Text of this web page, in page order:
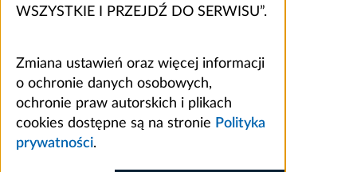
WSZYSTKIE I PRZEJDŹ DO SERWISU”.
Zmiana ustawień oraz więcej informacji
o ochronie danych osobowych,
ochronie praw autorskich i plikach
cookies dostępne są na stronie Polityka
prywatności.